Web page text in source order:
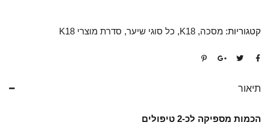
קטגוריות: מסכה,
K18
, כל סוגי שיער, סדרת מוצרי K18
תיאור
הכמות מספיקה לכ-2 טיפולים